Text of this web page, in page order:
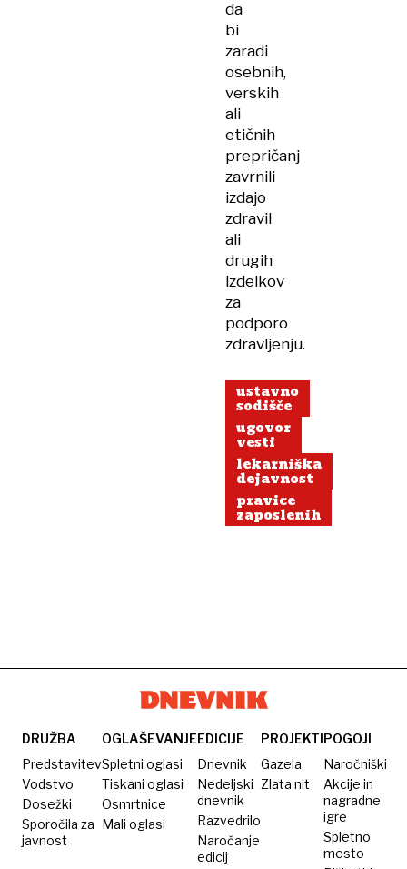
da
bi
zaradi
osebnih,
verskih
ali
etičnih
prepričanj
zavrnili
izdajo
zdravil
ali
drugih
izdelkov
za
podporo
zdravljenju.
ustavno
sodišče
ugovor
vesti
lekarniška
dejavnost
pravice
zaposlenih
DRUŽBA
Predstavitev
Vodstvo
Dosežki
Sporočila za
javnost
OGLAŠEVANJE
Spletni oglasi
Tiskani oglasi
Osmrtnice
Mali oglasi
EDICIJE
Dnevnik
Nedeljski
dnevnik
Razvedrilo
Naročanje
edicij
PROJEKTI
Gazela
Zlata nit
POGOJI
Naročniški
Akcije in
nagradne
igre
Spletno
mesto